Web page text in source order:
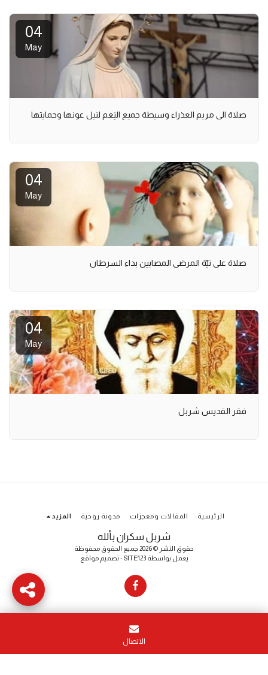
04
May
صلاة الى مريم العذراء وسيطة جميع النِعم لنيل عونها وحمايتها
04
May
صلاة على نيّة المرضى المصابين بداء السرطان
04
May
فقر القديس شربل
شربل سكران بألله
حقوق النشر © 2026 جميع الحقوق محفوظة
يعمل بواسطةSITE123
- تصميم مواقع
الرئيسية المقالات ومعجزات مدونة روحية المزيد
الاتصال